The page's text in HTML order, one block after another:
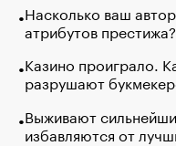
Насколько ваш
атрибутов
Казино проиграло.
разрушают
Выживают
избавляются от